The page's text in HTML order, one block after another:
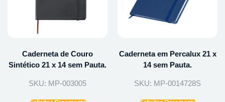
Caderneta de Couro
Sintético 21 x 14 sem Pauta.
SKU: MP-003005
Caderneta em Percalux 21 x
14 sem Pauta.
SKU: MP-0014728S